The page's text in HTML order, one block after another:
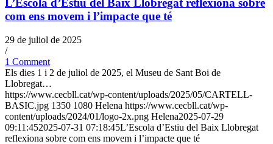
L’Escola d’Estiu del Baix Llobregat reflexiona sobre
com ens movem i l’impacte que té
29 de juliol de 2025
/
1 Comment
Els dies 1 i 2 de juliol de 2025, el Museu de Sant Boi de
Llobregat…
https://www.cecbll.cat/wp-content/uploads/2025/05/CARTELL-
BASIC.jpg 1350 1080 Helena https://www.cecbll.cat/wp-
content/uploads/2024/01/logo-2x.png Helena2025-07-29
09:11:452025-07-31 07:18:45L’Escola d’Estiu del Baix Llobregat
reflexiona sobre com ens movem i l’impacte que té